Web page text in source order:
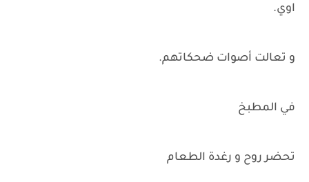
اوي.
و تعالت أصوات ضحكاتهم.
في المطبخ
تحضر روح و رغدة الطعام